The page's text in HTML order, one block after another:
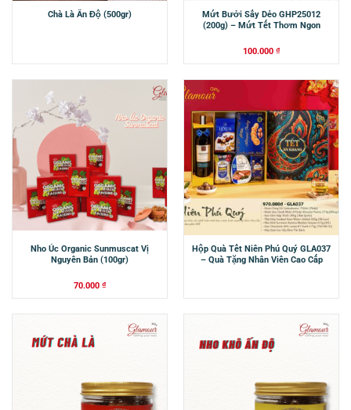
Chà Là Ấn Độ (500gr)
Mứt Bưởi Sấy Dẻo GHP25012
(200g) – Mứt Tết Thơm Ngon
100.000 ₫
Nho Úc Organic Sunmuscat Vị
Nguyên Bản (100gr)
70.000 ₫
Hộp Quà Tết Niên Phú Quý GLA037
– Quà Tặng Nhân Viên Cao Cấp